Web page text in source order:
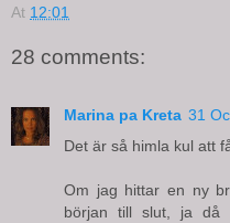
At 12:01
28 comments:
Marina pa Kreta 31
Det är så himla kul att
Om jag hittar en ny
början till slut, ja då